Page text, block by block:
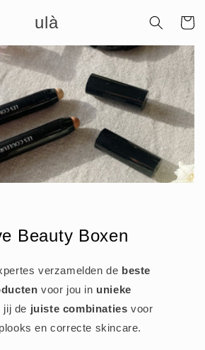
ulà
Beauty Boxen
verzamelden de beste
voor jou in unieke
jij de juiste combinaties voor
en correcte skincare.